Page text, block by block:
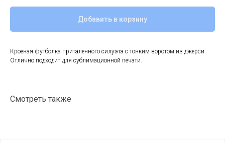
Добавить в корзину
Кроеная футболка приталенного силуэта с тонким воротом из джерси.
Отлично подходит для сублимационной печати.
Смотреть также